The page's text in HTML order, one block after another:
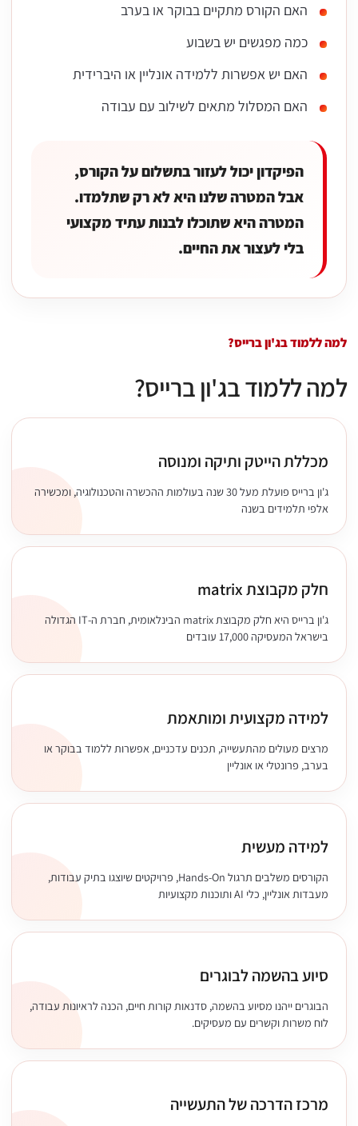
האם הקורס מתקיים בבוקר או בערב
כמה מפגשים יש בשבוע
האם יש אפשרות ללמידה אונליין או היברידית
האם המסלול מתאים לשילוב עם עבודה
הפיקדון יכול לעזור בתשלום על הקורס,
אבל המטרה שלנו היא לא רק שתלמדו.
המטרה היא שתוכלו לבנות עתיד מקצועי
בלי לעצור את החיים.
למה ללמוד בג'ון ברייס?
למה ללמוד בג'ון ברייס?
מכללת הייטק ותיקה ומנוסה
ג'ון ברייס פועלת מעל 30 שנה בעולמות ההכשרה והטכנולוגיה, ומכשירה
אלפי תלמידים בשנה
חלק מקבוצת matrix
ג'ון ברייס היא חלק מקבוצת matrix הבינלאומית, חברת ה-IT הגדולה
בישראל המעסיקה 17,000 עובדים
למידה מקצועית ומותאמת
מרצים מעולים מהתעשייה, תכנים עדכניים, אפשרות ללמוד בבוקר או
בערב, פרונטלי או אונליין
למידה מעשית
הקורסים משלבים תרגול Hands-On, פרויקטים שיוצגו בתיק עבודות,
מעבדות אונליין, כלי AI ותוכנות מקצועיות
סיוע בהשמה לבוגרים
הבוגרים ייהנו מסיוע בהשמה, סדנאות קורות חיים, הכנה לראיונות עבודה,
לוח משרות וקשרים עם מעסיקים.
מרכז הדרכה של התעשייה